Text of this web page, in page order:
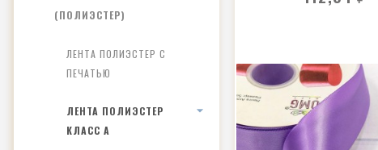
(ПОЛИЭСТЕР)
ЛЕНТА ПОЛИЭСТЕР С
ПЕЧАТЬЮ
ЛЕНТА ПОЛИЭСТЕР
КЛАСС А